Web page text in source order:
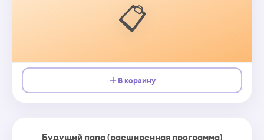
📋
В корзину
Будущий папа (расширенная программа)